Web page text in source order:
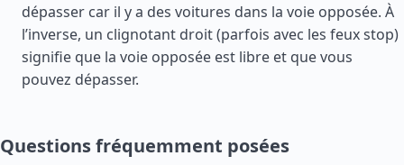
dépasser car il y a des voitures dans la voie opposée. À
l’inverse, un clignotant droit (parfois avec les feux stop)
signifie que la voie opposée est libre et que vous
pouvez dépasser.
Questions fréquemment posées